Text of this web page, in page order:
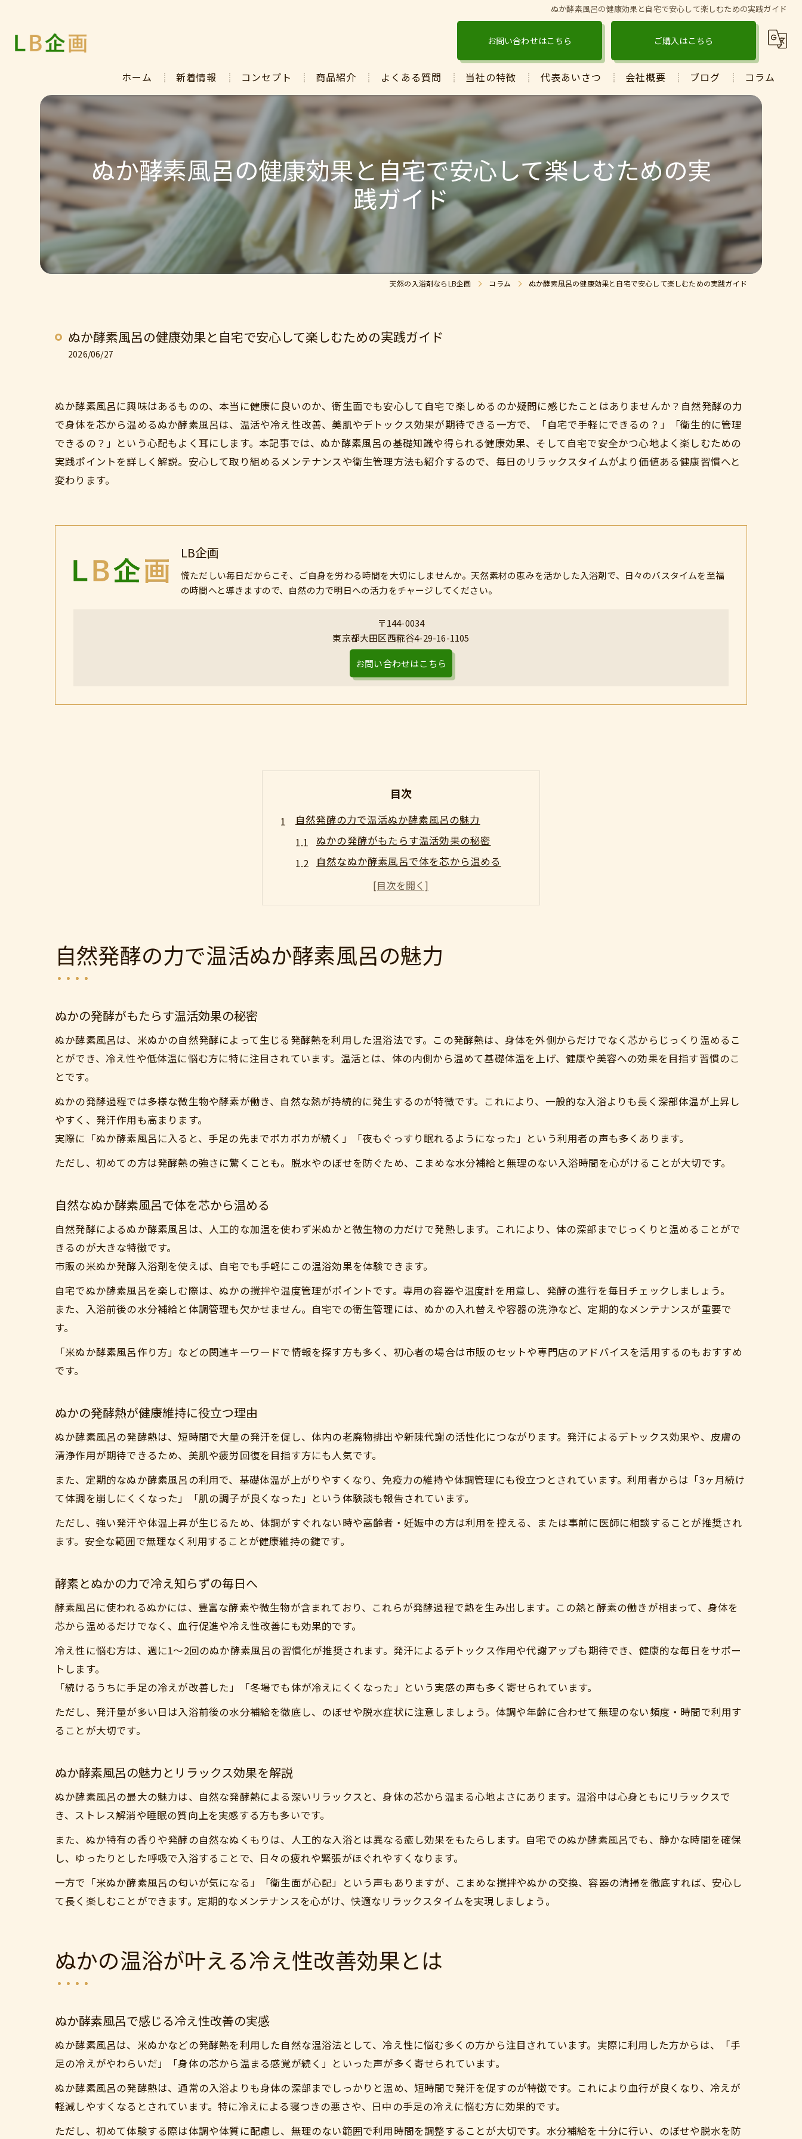
ぬか酵素風呂の健康効果と自宅で安心して楽しむための実践ガイド
お問い合わせはこちら ご購入はこちら
ホーム 新着情報 コンセプト 商品紹介 よくある質問 当社の特徴
ぬか
発酵
マコモ
保湿
代表あいさつ 会社概要 ブログ コラム
ぬか酵素風呂の健康効果と自宅で安心して楽しむための実
践ガイド
天然の入浴剤ならLB企画 コラム ぬか酵素風呂の健康効果と自宅で安心して楽しむための実践ガイド
ぬか酵素風呂の健康効果と自宅で安心して楽しむための実践ガイド
2026/06/27
ぬか酵素風呂に興味はあるものの、本当に健康に良いのか、衛生面でも安心して自宅で楽しめるのか疑問に感じたことはありませんか？自然発酵の力
で身体を芯から温めるぬか酵素風呂は、温活や冷え性改善、美肌やデトックス効果が期待できる一方で、「自宅で手軽にできるの？」「衛生的に管理
できるの？」という心配もよく耳にします。本記事では、ぬか酵素風呂の基礎知識や得られる健康効果、そして自宅で安全かつ心地よく楽しむための
実践ポイントを詳しく解説。安心して取り組めるメンテナンスや衛生管理方法も紹介するので、毎日のリラックスタイムがより価値ある健康習慣へと
変わります。
LB企画
慌ただしい毎日だからこそ、ご自身を労わる時間を大切にしませんか。天然素材の恵みを活かした入浴剤で、日々のバスタイムを至福
の時間へと導きますので、自然の力で明日への活力をチャージしてください。
〒144-0034
東京都大田区西糀谷4-29-16-1105
お問い合わせはこちら
目次
自然発酵の力で温活ぬか酵素風呂の魅力
ぬかの発酵がもたらす温活効果の秘密
自然なぬか酵素風呂で体を芯から温める
ぬかの発酵熱が健康維持に役立つ理由
酵素とぬかの力で冷え知らずの毎日へ
ぬかの温浴が叶える冷え性改善効果とは
ぬか酵素風呂で感じる冷え性改善の実感
ぬかと酵素の力で冷えに強い体質へ
ぬか酵素風呂は衛生的に安全なのか解説
ぬかの酵素で理想の美肌を目指す温浴法
デトックス効果を高めるぬか酵素の活用術
ぬかの自然酵素が美肌作りに与える影響
ぬか酵素風呂を続けて実感する体調変化
ぬかの温浴で実感する毎日の体調アップ
ぬか酵素の積み重ねが健康維持に役立つ
定期的なぬか酵素風呂で得られる変化とは
自然発酵の力で温活ぬか酵素風呂の魅力
ぬかの発酵がもたらす温活効果の秘密
ぬか酵素風呂は、米ぬかの自然発酵によって生じる発酵熱を利用した温浴法です。この発酵熱は、身体を外側からだけでなく芯からじっくり温めるこ
とができ、冷え性や低体温に悩む方に特に注目されています。温活とは、体の内側から温めて基礎体温を上げ、健康や美容への効果を目指す習慣のこ
とです。
ぬかの発酵過程では多様な微生物や酵素が働き、自然な熱が持続的に発生するのが特徴です。これにより、一般的な入浴よりも長く深部体温が上昇し
やすく、発汗作用も高まります。
実際に「ぬか酵素風呂に入ると、手足の先までポカポカが続く」「夜もぐっすり眠れるようになった」という利用者の声も多くあります。
ただし、初めての方は発酵熱の強さに驚くことも。脱水やのぼせを防ぐため、こまめな水分補給と無理のない入浴時間を心がけることが大切です。
自然なぬか酵素風呂で体を芯から温める
自然発酵によるぬか酵素風呂は、人工的な加温を使わず米ぬかと微生物の力だけで発熱します。これにより、体の深部までじっくりと温めることがで
きるのが大きな特徴です。
市販の米ぬか発酵入浴剤を使えば、自宅でも手軽にこの温浴効果を体験できます。
自宅でぬか酵素風呂を楽しむ際は、ぬかの撹拌や温度管理がポイントです。専用の容器や温度計を用意し、発酵の進行を毎日チェックしましょう。
また、入浴前後の水分補給と体調管理も欠かせません。自宅での衛生管理には、ぬかの入れ替えや容器の洗浄など、定期的なメンテナンスが重要で
す。
「米ぬか酵素風呂作り方」などの関連キーワードで情報を探す方も多く、初心者の場合は市販のセットや専門店のアドバイスを活用するのもおすすめ
です。
ぬかの発酵熱が健康維持に役立つ理由
ぬか酵素風呂の発酵熱は、短時間で大量の発汗を促し、体内の老廃物排出や新陳代謝の活性化につながります。発汗によるデトックス効果や、皮膚の
清浄作用が期待できるため、美肌や疲労回復を目指す方にも人気です。
また、定期的なぬか酵素風呂の利用で、基礎体温が上がりやすくなり、免疫力の維持や体調管理にも役立つとされています。利用者からは「3ヶ月続け
て体調を崩しにくくなった」「肌の調子が良くなった」という体験談も報告されています。
ただし、強い発汗や体温上昇が生じるため、体調がすぐれない時や高齢者・妊娠中の方は利用を控える、または事前に医師に相談することが推奨され
ます。安全な範囲で無理なく利用することが健康維持の鍵です。
酵素とぬかの力で冷え知らずの毎日へ
酵素風呂に使われるぬかには、豊富な酵素や微生物が含まれており、これらが発酵過程で熱を生み出します。この熱と酵素の働きが相まって、身体を
芯から温めるだけでなく、血行促進や冷え性改善にも効果的です。
冷え性に悩む方は、週に1～2回のぬか酵素風呂の習慣化が推奨されます。発汗によるデトックス作用や代謝アップも期待でき、健康的な毎日をサポー
トします。
「続けるうちに手足の冷えが改善した」「冬場でも体が冷えにくくなった」という実感の声も多く寄せられています。
ただし、発汗量が多い日は入浴前後の水分補給を徹底し、のぼせや脱水症状に注意しましょう。体調や年齢に合わせて無理のない頻度・時間で利用す
ることが大切です。
ぬか酵素風呂の魅力とリラックス効果を解説
ぬか酵素風呂の最大の魅力は、自然な発酵熱による深いリラックスと、身体の芯から温まる心地よさにあります。温浴中は心身ともにリラックスで
き、ストレス解消や睡眠の質向上を実感する方も多いです。
また、ぬか特有の香りや発酵の自然なぬくもりは、人工的な入浴とは異なる癒し効果をもたらします。自宅でのぬか酵素風呂でも、静かな時間を確保
し、ゆったりとした呼吸で入浴することで、日々の疲れや緊張がほぐれやすくなります。
一方で「米ぬか酵素風呂の匂いが気になる」「衛生面が心配」という声もありますが、こまめな撹拌やぬかの交換、容器の清掃を徹底すれば、安心し
て長く楽しむことができます。定期的なメンテナンスを心がけ、快適なリラックスタイムを実現しましょう。
ぬかの温浴が叶える冷え性改善効果とは
ぬか酵素風呂で感じる冷え性改善の実感
ぬか酵素風呂は、米ぬかなどの発酵熱を利用した自然な温浴法として、冷え性に悩む多くの方から注目されています。実際に利用した方からは、「手
足の冷えがやわらいだ」「身体の芯から温まる感覚が続く」といった声が多く寄せられています。
ぬか酵素風呂の発酵熱は、通常の入浴よりも身体の深部までしっかりと温め、短時間で発汗を促すのが特徴です。これにより血行が良くなり、冷えが
軽減しやすくなるとされています。特に冷えによる寝つきの悪さや、日中の手足の冷えに悩む方に効果的です。
ただし、初めて体験する際は体調や体質に配慮し、無理のない範囲で利用時間を調整することが大切です。水分補給を十分に行い、のぼせや脱水を防
ご購入はこちら
ご購入はこちら